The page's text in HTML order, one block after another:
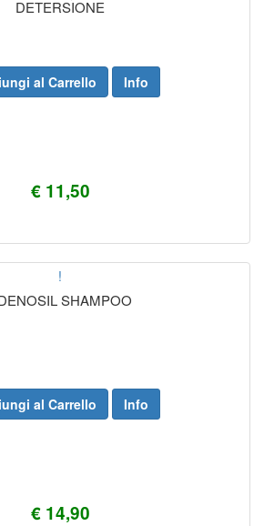
DETERSIONE
€ 11,50
al Carrello Info
!
SHAMPOO
€ 14,90
al Carrello Info